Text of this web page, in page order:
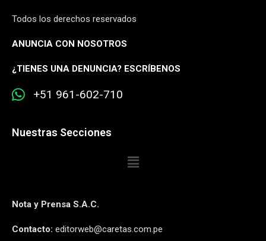
Todos los derechos reservados
ANUNCIA CON NOSOTROS
¿TIENES UNA DENUNCIA? ESCRÍBENOS
+51 961-602-710
Nuestras Secciones
Nota y Prensa S.A.C.
Contacto: editorweb@caretas.com.pe